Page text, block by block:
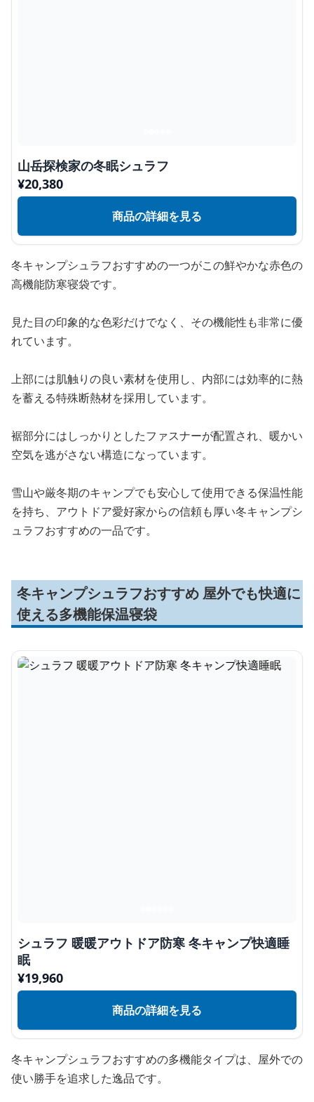
山岳探検家の冬眠シュラフ
¥20,380
商品の詳細を見る
冬キャンプシュラフおすすめの一つがこの鮮やかな赤色の
高機能防寒寝袋です。
見た目の印象的な色彩だけでなく、その機能性も非常に優
れています。
上部には肌触りの良い素材を使用し、内部には効率的に熱
を蓄える特殊断熱材を採用しています。
裾部分にはしっかりとしたファスナーが配置され、暖かい
空気を逃がさない構造になっています。
雪山や厳冬期のキャンプでも安心して使用できる保温性能
を持ち、アウトドア愛好家からの信頼も厚い冬キャンプシ
ュラフおすすめの一品です。
冬キャンプシュラフおすすめ 屋外でも快適に
使える多機能保温寝袋
シュラフ 暖暖アウトドア防寒 冬キャンプ快適睡
眠
¥19,960
商品の詳細を見る
冬キャンプシュラフおすすめの多機能タイプは、屋外での
使い勝手を追求した逸品です。